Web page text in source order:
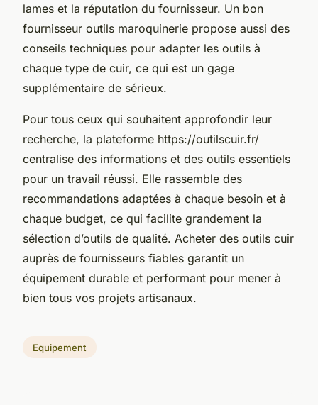
lames et la réputation du fournisseur. Un bon
fournisseur outils maroquinerie propose aussi des
conseils techniques pour adapter les outils à
chaque type de cuir, ce qui est un gage
supplémentaire de sérieux.
Pour tous ceux qui souhaitent approfondir leur
recherche, la plateforme https://outilscuir.fr/
centralise des informations et des outils essentiels
pour un travail réussi. Elle rassemble des
recommandations adaptées à chaque besoin et à
chaque budget, ce qui facilite grandement la
sélection d’outils de qualité. Acheter des outils cuir
auprès de fournisseurs fiables garantit un
équipement durable et performant pour mener à
bien tous vos projets artisanaux.
Equipement